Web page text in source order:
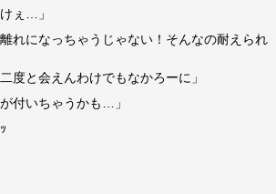
ぇ…」
れになっちゃうじゃない！そんなの耐えられ
度と会えんわけでもなかろーに」
付いちゃうかも…」